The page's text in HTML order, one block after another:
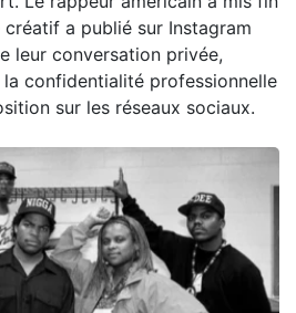
a publié sur Instagram
leur conversation privée,
confidentialité professionnelle
sur les réseaux sociaux.